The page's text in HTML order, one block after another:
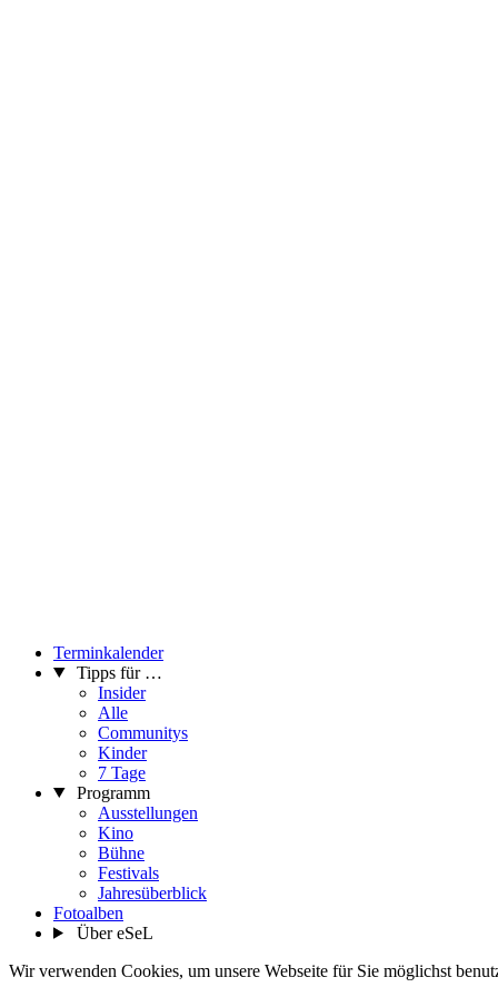
Terminkalender
Tipps für …
Insider
Alle
Communitys
Kinder
7 Tage
Programm
Ausstellungen
Kino
Bühne
Festivals
Jahresüberblick
Fotoalben
Über eSeL
Wir verwenden Cookies, um unsere Webseite für Sie möglichst